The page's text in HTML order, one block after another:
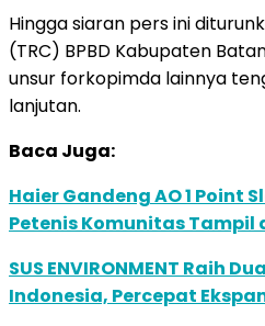
Hingga siaran pers ini
(TRC) BPBD Kabupaten
unsur forkopimda lainnya
lanjutan.
Baca Juga:
Haier Gandeng AO 1 Point
Petenis Komunitas Tampil
SUS ENVIRONMENT Raih
Indonesia, Percepat